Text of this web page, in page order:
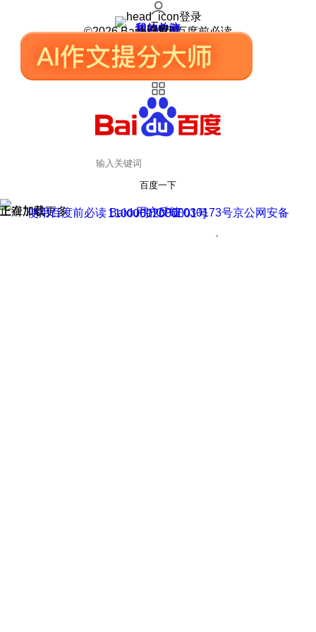
登录
我的关注
我的收藏
皮肤中心
用户反馈
设置
©2026 Baidu 使用百度前必读
百度一下
正在加载
上滑加载更多 用户反馈
使用百度前必读 Baidu 京ICP证030173号
京公网安备11000002000001号